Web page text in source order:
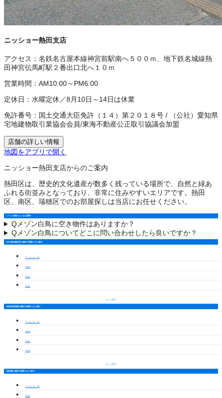
ニッショー熱田支店
アクセス： 名鉄名古屋本線神宮前駅南へ５００ｍ、地下鉄名城線熱
田神宮伝馬町駅２番出口北へ１０ｍ
営業時間： AM10:00～PM6:00
定休日： 水曜定休／8月10日～14日は休業
免許番号： 国土交通大臣免許（１４）第２０１８号 /
（公社）愛知県
宅地建物取引業協会会員/東海不動産公正取引協議会加盟
店舗の詳しい情報
地図をアプリで開く
ニッショー熱田支店からのご案内
熱田区は、歴史的文化遺産が数多く残っている場所で、自然と緑あ
ふれる街並みとなっており、非常に住みやすいエリアです。熱田
区、南区、瑞穂区でのお部屋探しは当店にお任せください。
メゾン白鳥のよくある質問
Qメゾン白鳥に空き物件はありますか？
Qメゾン白鳥についてどこに問い合わせしたら良いですか？
名古屋市熱田区の物件を間取りから探す
ワンルーム・1K
1LDK
2LDK
3LDK
もっと見る
熱田神宮西駅の物件を間取りから探す
ワンルーム・1K
1LDK
2LDK
3LDK
もっと見る
熱田駅の物件を間取りから探す
ワンルーム・1K
1LDK